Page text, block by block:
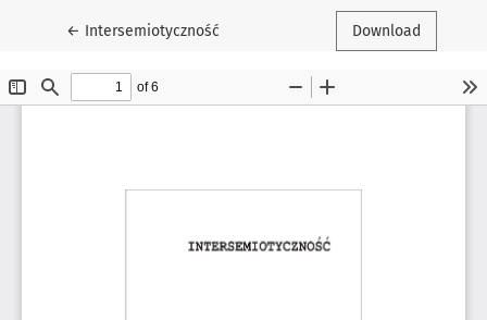
← Return to Article Details
Intersemiotyczność Download